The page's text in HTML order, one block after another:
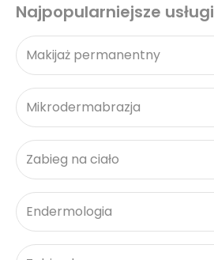
Najpopularniejsze usługi
Makijaż permanentny
Mikrodermabrazja
Zabieg na ciało
Endermologia